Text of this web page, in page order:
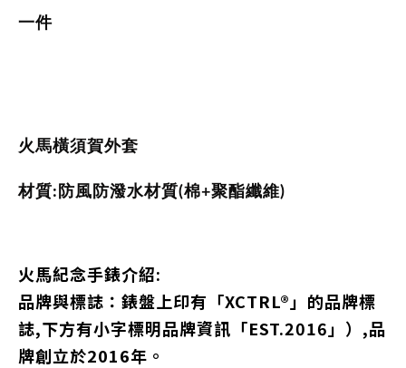
一件
火馬橫須賀外套
材質:防風防潑水材質(棉+聚酯纖維)
火馬紀念手錶介紹:
品牌與標誌 ：錶盤上印有「XCTRL®」的品牌標
誌,下方有小字標明品牌資訊「EST.2016」）,品
牌創立於2016年。